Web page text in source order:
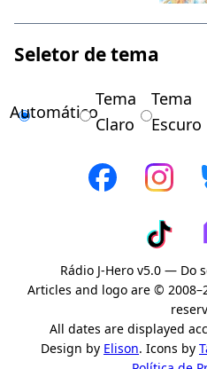
Seletor de tema
Automático
Tema
Claro
Tema
Escuro
Rádio J-Hero v5.0 — Do
Articles and logo are ©
All dates are displayed
Design by Elison. Icons by